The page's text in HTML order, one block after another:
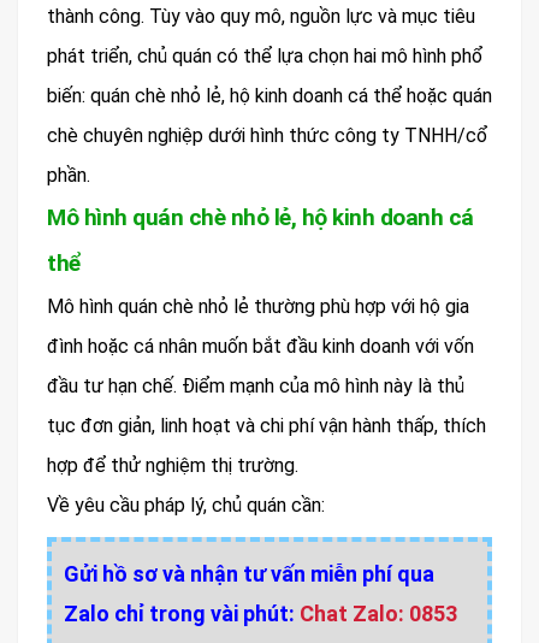
thành công. Tùy vào quy mô, nguồn lực và mục tiêu
phát triển, chủ quán có thể lựa chọn hai mô hình phổ
biến: quán chè nhỏ lẻ, hộ kinh doanh cá thể hoặc quán
chè chuyên nghiệp dưới hình thức công ty TNHH/cổ
phần.
Mô hình quán chè nhỏ lẻ, hộ kinh doanh cá
thể
Mô hình quán chè nhỏ lẻ thường phù hợp với hộ gia
đình hoặc cá nhân muốn bắt đầu kinh doanh với vốn
đầu tư hạn chế. Điểm mạnh của mô hình này là thủ
tục đơn giản, linh hoạt và chi phí vận hành thấp, thích
hợp để thử nghiệm thị trường.
Về yêu cầu pháp lý, chủ quán cần:
Gửi hồ sơ và nhận tư vấn miễn phí qua
Zalo chỉ trong vài phút: Chat Zalo: 0853